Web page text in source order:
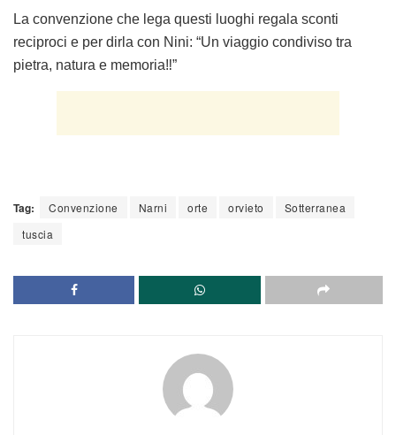
La convenzione che lega questi luoghi regala sconti
reciproci e per dirla con Nini: “Un viaggio condiviso tra
pietra, natura e memoria‼”
Tag: Convenzione Narni orte orvieto
Sotterranea
tuscia